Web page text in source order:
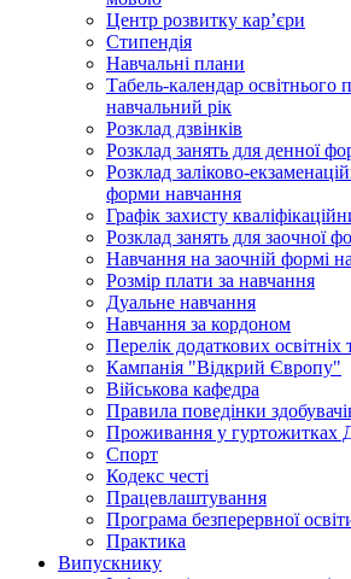
Центр розвитку кар’єри
Стипендія
Навчальні плани
Табель-календар освітнього
навчальний рік
Розклад дзвінків
Розклад занять для денної
Розклад заліково-
форми навчання
Графік захисту
Розклад занять для заочної
Навчання на заочній формі
Розмір плати за навчання
Дуальне навчання
Навчання за кордоном
Перелік додаткових
Кампанія "Відкрий Європу"
Військова кафедра
Правила поведінки
Проживання у
Спорт
Кодекс честі
Працевлаштування
Програма безперервної
Практика
Випускнику